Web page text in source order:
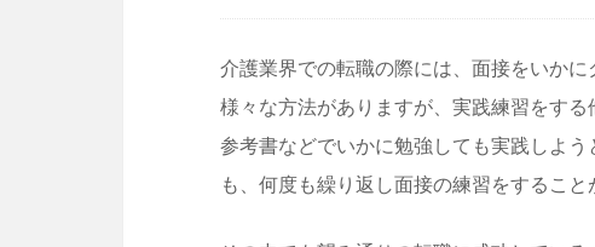
介護業界での転職の際には、面接をいか
様々な方法がありますが、実践練習をする
参考書などでいかに勉強しても実践しよ
も、何度も繰り返し面接の練習をするこ